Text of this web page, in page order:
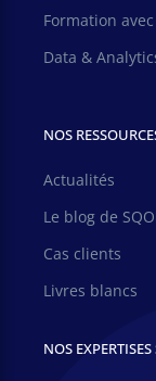
Formation
Data &
NOS
Actualités
Le blog de
Cas clients
Livres blancs
NOS